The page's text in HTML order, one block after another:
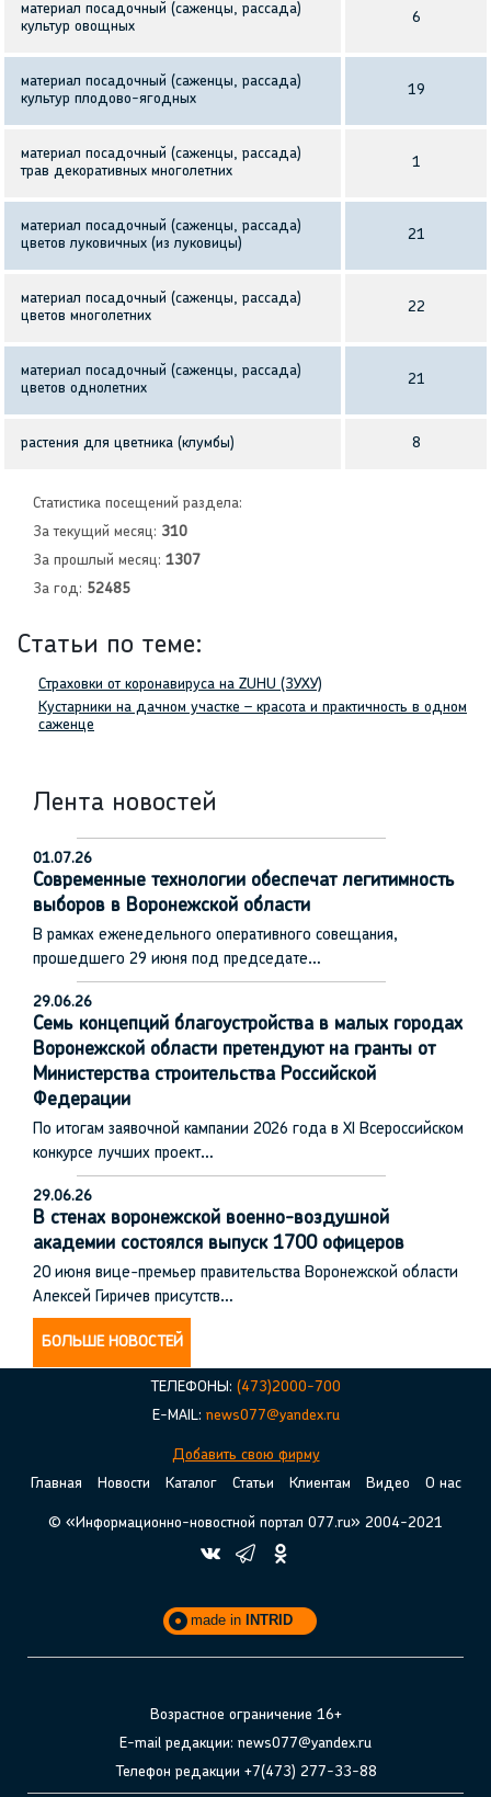
материал посадочный (саженцы, рассада)
культур овощных
6
материал посадочный (саженцы, рассада)
культур плодово-ягодных
19
материал посадочный (саженцы, рассада)
трав декоративных многолетних
1
материал посадочный (саженцы, рассада)
цветов луковичных (из луковицы)
21
материал посадочный (саженцы, рассада)
цветов многолетних
22
материал посадочный (саженцы, рассада)
цветов однолетних
21
растения для цветника (клумбы) 8
Статистика посещений раздела:
За текущий месяц: 310
За прошлый месяц: 1307
За год: 52485
Статьи по теме:
Страховки от коронавируса на ZUHU (ЗУХУ)
Кустарники на дачном участке – красота и практичность в одном
саженце
Лента новостей
01.07.26
Современные технологии обеспечат легитимность
выборов в Воронежской области
В рамках еженедельного оперативного совещания,
прошедшего 29 июня под председате…
29.06.26
Семь концепций благоустройства в малых городах
Воронежской области претендуют на гранты от
Министерства строительства Российской
Федерации
По итогам заявочной кампании 2026 года в XI Всероссийском
конкурсе лучших проект…
29.06.26
В стенах воронежской военно-воздушной
академии состоялся выпуск 1700 офицеров
20 июня вице-премьер правительства Воронежской области
Алексей Гиричев присутств…
БОЛЬШЕ НОВОСТЕЙ
ТЕЛЕФОНЫ: (473)2000-700
E-MAIL: news077@yandex.ru
Добавить свою фирму
Главная
Новости Каталог Статьи Клиентам Видео О нас
© «Информационно-новостной портал 077.ru» 2004-2021
made in INTRID
Возрастное ограничение 16+
E-mail редакции: news077@yandex.ru
Телефон редакции +7(473) 277-33-88